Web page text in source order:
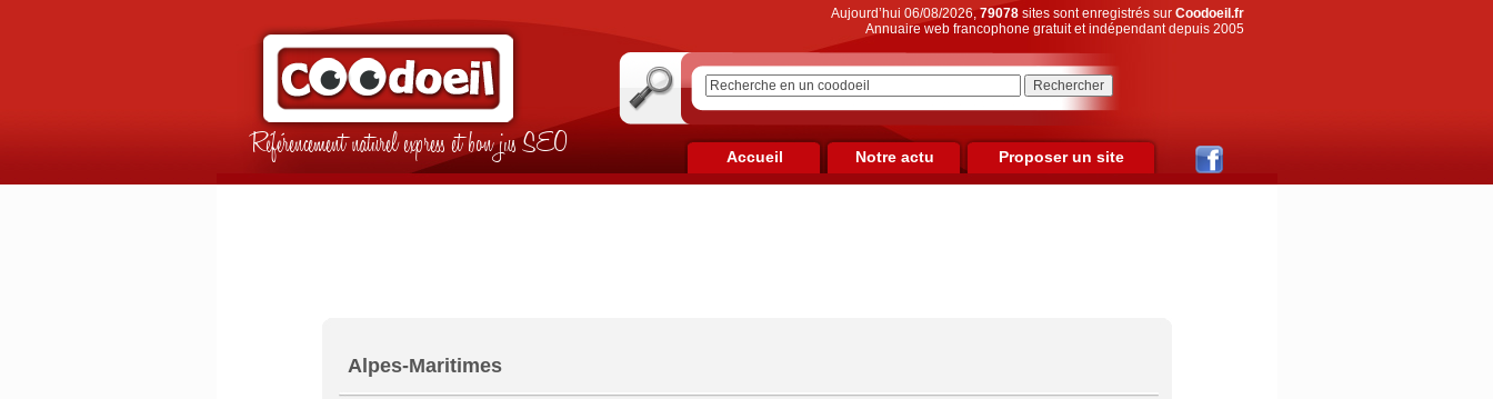
Référencement naturel express et bon jus SEO
Aujourd’hui 06/08/2026,79078sites sont enregistrés sur Coodoeil.fr
Annuaire web francophone gratuit et indépendant depuis 2005
Accueil Notre actu Proposer un site
Alpes-Maritimes